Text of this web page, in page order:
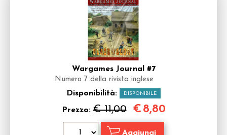
Wargames Journal #7
Numero 7 della rivista inglese
Disponibilità: DISPONIBILE
Prezzo:€ 11,00 € 8,80